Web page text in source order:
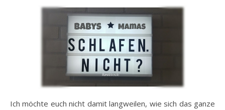
Ich möchte euch nicht damit langweilen, wie sich das ganze